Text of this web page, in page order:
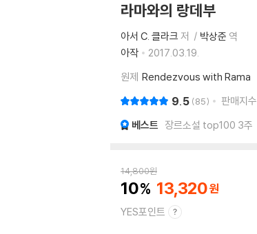
라마와의 랑데부
아서 C. 클라크 저 박상준 역
아작
2017.03.19.
원제 Rendezvous with Rama
9.5 85 판매지수
베스트 장르소설 top100 3주
14,800원
10 13,320
YES포인트